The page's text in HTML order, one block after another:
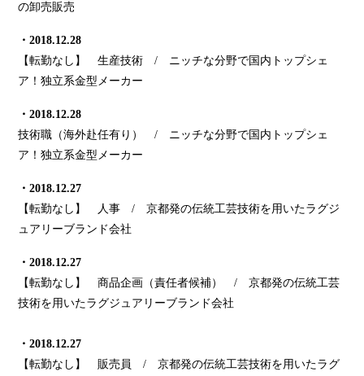
の卸売販売
・2018.12.28
【転勤なし】 生産技術 / ニッチな分野で国内トップシェ
ア！独立系金型メーカー
・2018.12.28
技術職（海外赴任有り） / ニッチな分野で国内トップシェ
ア！独立系金型メーカー
・2018.12.27
【転勤なし】 人事 / 京都発の伝統工芸技術を用いたラグジ
ュアリーブランド会社
・2018.12.27
【転勤なし】 商品企画（責任者候補） / 京都発の伝統工芸
技術を用いたラグジュアリーブランド会社
・2018.12.27
【転勤なし】 販売員 / 京都発の伝統工芸技術を用いたラグ